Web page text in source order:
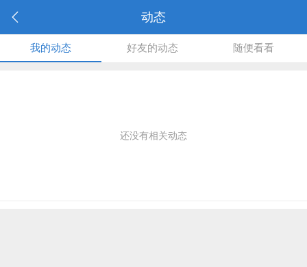
动态
我的动态 好友的动态 随便看看
还没有相关动态